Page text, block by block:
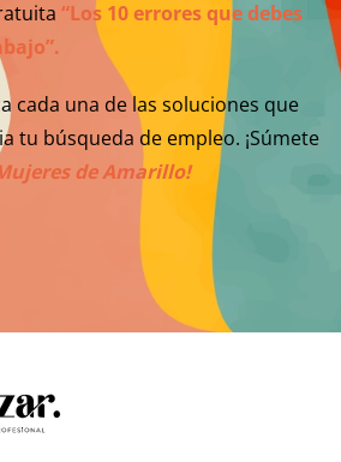
“Los 10 errores que debes
cada una de las soluciones que
tu búsqueda de empleo. ¡Súmete
de Amarillo!